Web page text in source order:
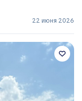
22 июня 2026